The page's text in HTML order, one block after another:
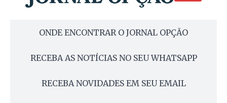
ONDE ENCONTRAR O JORNAL OPÇÃO
RECEBA AS NOTÍCIAS NO SEU WHATSAPP
RECEBA NOVIDADES EM SEU EMAIL